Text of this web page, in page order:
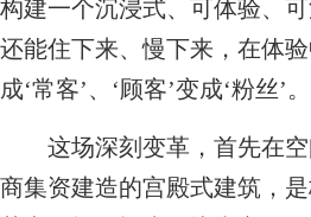
构建一个沉浸式、可体验、
还能住下来、慢下来，在体
成‘常客’、‘顾客’变成‘粉丝’
这场深刻变革，首先在空
商集资建造的宫殿式建筑，